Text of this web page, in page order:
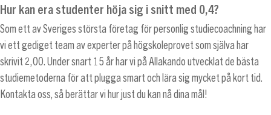
Hur kan era studenter höja sig i snitt med 0,4?
Som ett av Sveriges största företag för personlig studiecoachning har
vi ett gediget team av experter på högskoleprovet som själva har
skrivit 2,00. Under snart 15 år har vi på Allakando utvecklat de bästa
studiemetoderna för att plugga smart och lära sig mycket på kort tid.
Kontakta oss, så berättar vi hur just du kan nå dina mål!